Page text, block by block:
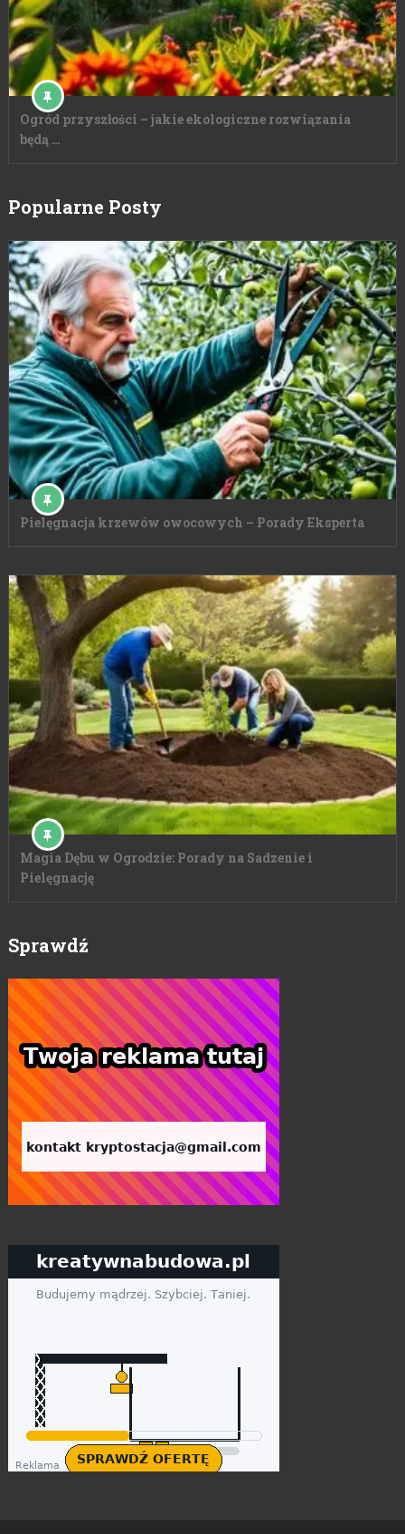
Ogród przyszłości – jakie ekologiczne rozwiązania
będą …
Popularne Posty
Pielęgnacja krzewów owocowych – Porady Eksperta
Magia Dębu w Ogrodzie: Porady na Sadzenie i
Pielęgnację
Sprawdź